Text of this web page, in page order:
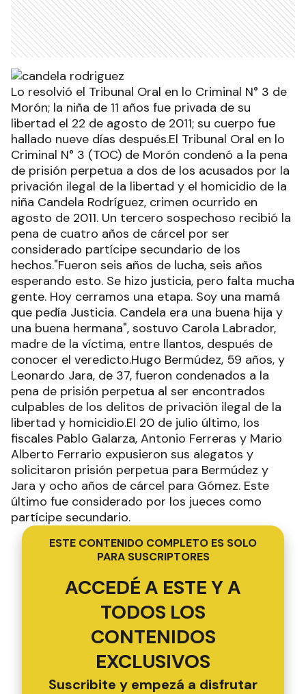
Lo resolvió el Tribunal Oral en lo Criminal N° 3 de
Morón; la niña de 11 años fue privada de su
libertad el 22 de agosto de 2011; su cuerpo fue
hallado nueve días después.El Tribunal Oral en lo
Criminal N° 3 (TOC) de Morón condenó a la pena
de prisión perpetua a dos de los acusados por la
privación ilegal de la libertad y el homicidio de la
niña Candela Rodríguez, crimen ocurrido en
agosto de 2011. Un tercero sospechoso recibió la
pena de cuatro años de cárcel por ser
considerado partícipe secundario de los
hechos."Fueron seis años de lucha, seis años
esperando esto. Se hizo justicia, pero falta mucha
gente. Hoy cerramos una etapa. Soy una mamá
que pedía Justicia. Candela era una buena hija y
una buena hermana", sostuvo Carola Labrador,
madre de la víctima, entre llantos, después de
conocer el veredicto.Hugo Bermúdez, 59 años, y
Leonardo Jara, de 37, fueron condenados a la
pena de prisión perpetua al ser encontrados
culpables de los delitos de privación ilegal de la
libertad y homicidio.El 20 de julio último, los
fiscales Pablo Galarza, Antonio Ferreras y Mario
Alberto Ferrario expusieron sus alegatos y
solicitaron prisión perpetua para Bermúdez y
Jara y ocho años de cárcel para Gómez. Este
último fue considerado por los jueces como
partícipe secundario.
ESTE CONTENIDO COMPLETO ES SOLO
PARA SUSCRIPTORES
ACCEDÉ A ESTE Y A
TODOS LOS
CONTENIDOS
EXCLUSIVOS
Suscribite y empezá a disfrutar